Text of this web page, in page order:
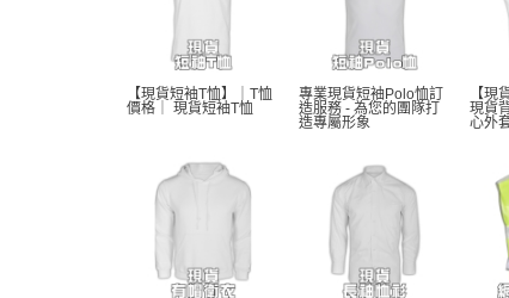
【現貨短袖T恤】｜T恤
價格｜ 現貨短袖T恤
專業現貨短袖Polo恤訂
造服務 - 為您的團隊打
造專屬形象
【現
現貨
心外